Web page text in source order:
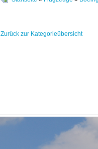
Zurück zur Kategorieübersicht